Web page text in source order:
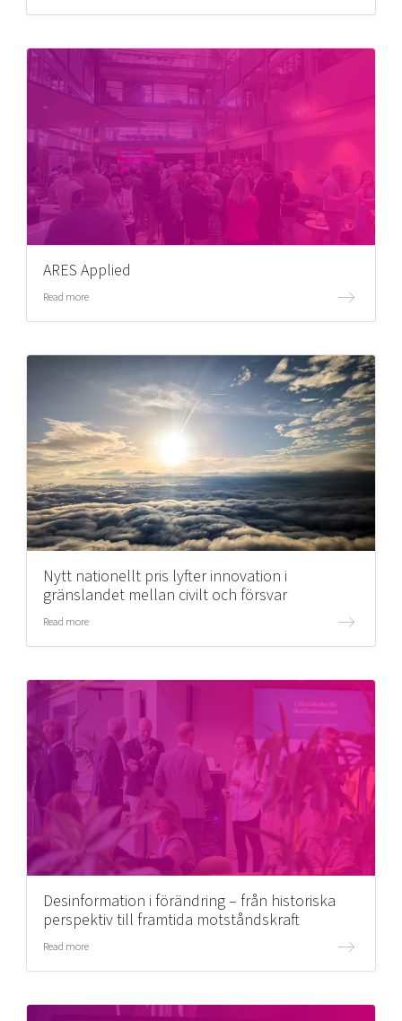
ARES Applied
Read more
Nytt nationellt pris lyfter innovation i
gränslandet mellan civilt och försvar
Read more
Desinformation i förändring – från historiska
perspektiv till framtida motståndskraft
Read more